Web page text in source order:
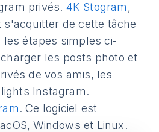
privés. 4K Stogram ,
s'acquitter de cette tâche
les étapes simples ci-
les posts photo et
de vos amis, les
Instagram.
. Ce logiciel est
Windows et Linux.